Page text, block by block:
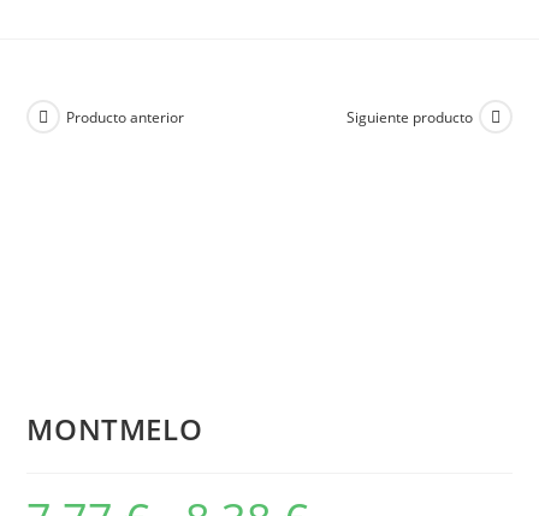
Producto anterior Siguiente producto
MONTMELO